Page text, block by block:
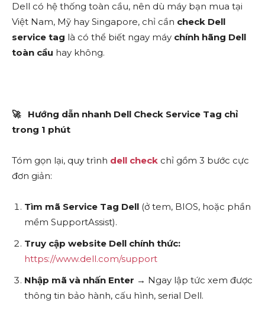
Dell có hệ thống toàn cầu, nên dù máy bạn mua tại
Việt Nam, Mỹ hay Singapore, chỉ cần check Dell
service tag là có thể biết ngay máy chính hãng Dell
toàn cầu hay không.
🚀Hướng dẫn nhanh Dell Check Service Tag chỉ
trong 1 phút
Tóm gọn lại, quy trình dell check chỉ gồm 3 bước cực
đơn giản:
Tìm mã Service Tag Dell (ở tem, BIOS, hoặc phần
mềm SupportAssist).
Truy cập website Dell chính thức:
https://www.dell.com/support
Nhập mã và nhấn Enter → Ngay lập tức xem được
thông tin bảo hành, cấu hình, serial Dell.